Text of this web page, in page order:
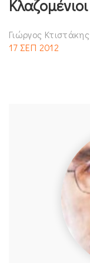
Γιώργος Κτιστάκης
17 ΣΕΠ 2012